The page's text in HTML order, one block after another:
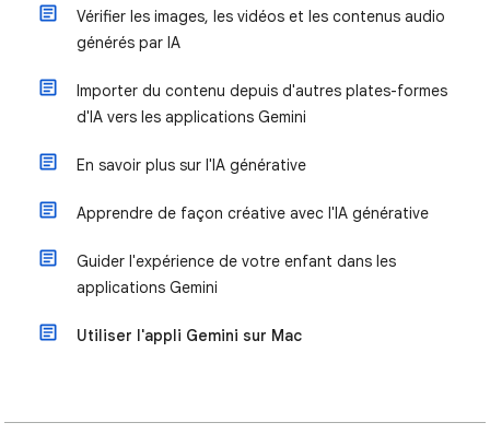
Vérifier les images, les vidéos et les contenus audio
générés par IA
Importer du contenu depuis d'autres plates-formes
d'IA vers les applications Gemini
En savoir plus sur l'IA générative
Apprendre de façon créative avec l'IA générative
Guider l'expérience de votre enfant dans les
applications Gemini
Utiliser l'appli Gemini sur Mac